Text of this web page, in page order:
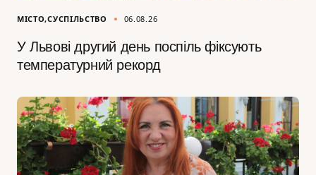
МІСТО СУСПІЛЬСТВО 06.08.26
У Львові другий день поспіль фіксують
температурний рекорд